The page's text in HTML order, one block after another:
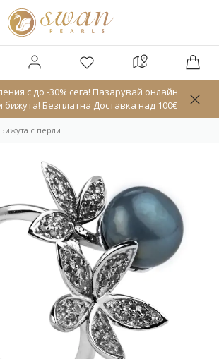
с до -30% сега! Пазарувай онлайн
Безплатна Доставка над 100€
Бижута с перли